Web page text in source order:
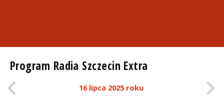
Program Radia Szczecin Extra
16 lipca 2025 roku